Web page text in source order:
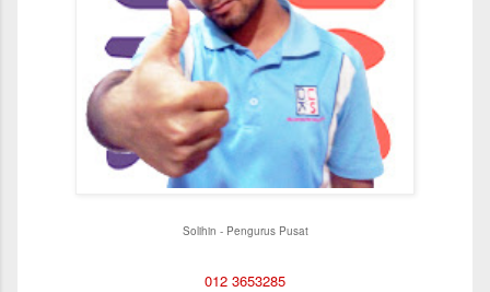
Solihin - Pengurus Pusat
012 3653285